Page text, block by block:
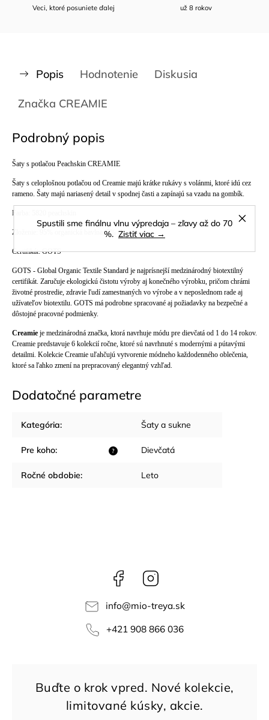
Spustili sme finálnu vlnu výpredaja – zľavy až do 70
%. Zistiť viac →
Veci, ktoré posuniete ďalej už 8 rokov
Popis Hodnotenie Diskusia
Značka CREAMIE
Podrobný popis
Šaty s potlačou Peachskin CREAMIE
Šaty s celoplošnou potlačou od Creamie majú krátke rukávy s volánmi, ktoré idú cez
rameno. Šaty majú nariasený detail v spodnej časti a zapínajú sa vzadu na gombík.
Farba: 5820 peachskin
Zloženie: 95% organická bavlna, 5% elastan
Certifikát: GOTS
GOTS - Global Organic Textile Standard je najprísnejší medzinárodný biotextilný
certifikát. Zaručuje ekologickú čistotu výroby aj konečného výrobku, pričom chrámi
životné prostredie, zdravie ľudí zamestnaných vo výrobe a v neposlednom rade aj
užívateľov biotextilu. GOTS má podrobne spracované aj požiadavky na bezpečné a
dôstojné pracovné podmienky.
Creamie je medzinárodná značka, ktorá navrhuje módu pre dievčatá od 1 do 14 rokov.
Creamie predstavuje 6 kolekcií ročne, ktoré sú navrhnuté s modernými a pútavými
detailmi. Kolekcie Creamie uľahčujú vytvorenie módneho každodenného oblečenia,
ktoré sa ľahko zmení na prepracovaný elegantný vzhľad.
Dodatočné parametre
Kategória: Šaty a sukne
?
Pre koho: Dievčatá
Ročné obdobie: Leto
Facebook
info@mio-treya.sk
+421 908 866 036